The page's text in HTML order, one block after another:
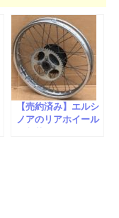
【売約済み】エルシ
ノアのリアホイール